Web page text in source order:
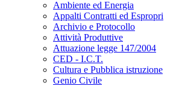
Ambiente ed Energia
Appalti Contratti ed Espropri
Archivio e Protocollo
Attività Produttive
Attuazione legge 147/2004
CED - I.C.T.
Cultura e Pubblica istruzione
Genio Civile